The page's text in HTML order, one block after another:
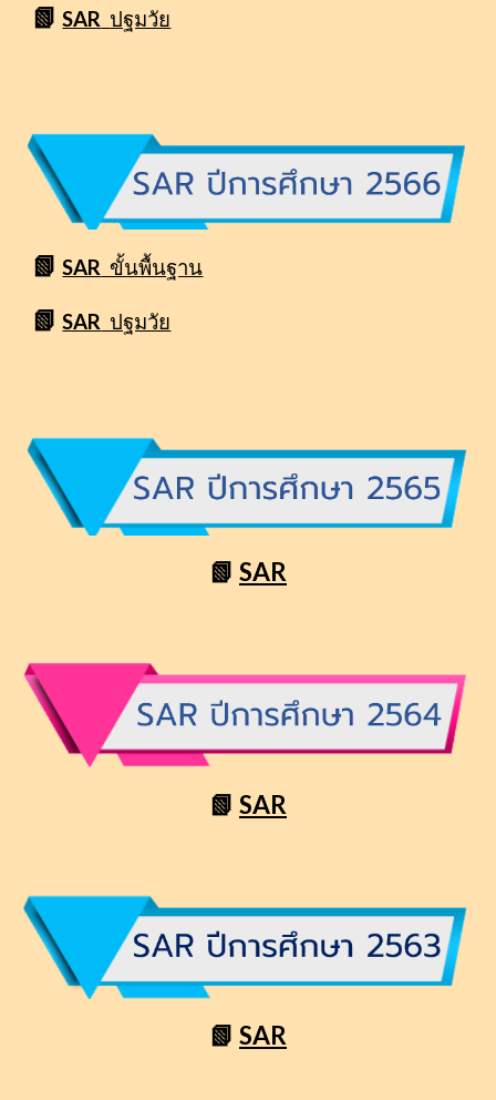
📗SAR ปฐมวัย
📗SAR ขั้นพื้นฐาน
📗SAR ปฐมวัย
📗 SAR
📗 SAR
📗 SAR